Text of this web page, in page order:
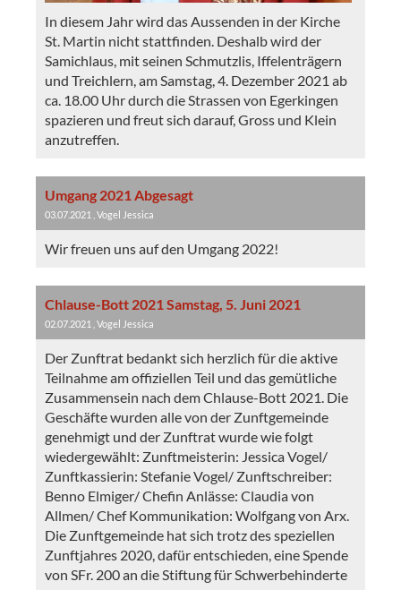
In diesem Jahr wird das Aussenden in der Kirche
St. Martin nicht stattfinden. Deshalb wird der
Samichlaus, mit seinen Schmutzlis, Iffelenträgern
und Treichlern, am Samstag, 4. Dezember 2021 ab
ca. 18.00 Uhr durch die Strassen von Egerkingen
spazieren und freut sich darauf, Gross und Klein
anzutreffen.
Umgang 2021 Abgesagt
03.07.2021 , Vogel Jessica
Wir freuen uns auf den Umgang 2022!
Chlause-Bott 2021 Samstag, 5. Juni 2021
02.07.2021 , Vogel Jessica
Der Zunftrat bedankt sich herzlich für die aktive
Teilnahme am offiziellen Teil und das gemütliche
Zusammensein nach dem Chlause-Bott 2021. Die
Geschäfte wurden alle von der Zunftgemeinde
genehmigt und der Zunftrat wurde wie folgt
wiedergewählt: Zunftmeisterin: Jessica Vogel/
Zunftkassierin: Stefanie Vogel/ Zunftschreiber:
Benno Elmiger/ Chefin Anlässe: Claudia von
Allmen/ Chef Kommunikation: Wolfgang von Arx.
Die Zunftgemeinde hat sich trotz des speziellen
Zunftjahres 2020, dafür entschieden, eine Spende
von SFr. 200 an die Stiftung für Schwerbehinderte